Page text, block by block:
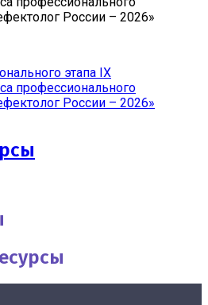
России – 2026»
этапа IX
профессионального
России – 2026»